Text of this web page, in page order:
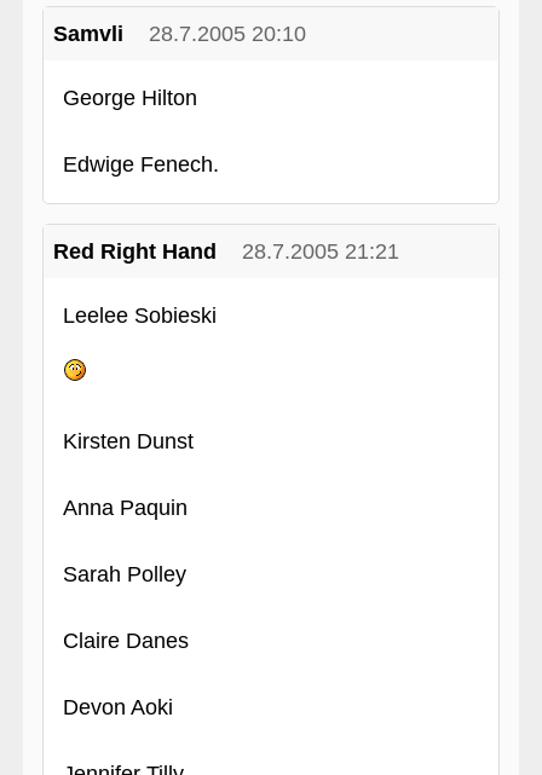
Samvli 28.7.2005 20:10
George Hilton
Edwige Fenech.
Red Right Hand 28.7.2005 21:21
Leelee Sobieski
Kirsten Dunst
Anna Paquin
Sarah Polley
Claire Danes
Devon Aoki